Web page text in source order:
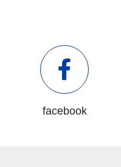
facebook